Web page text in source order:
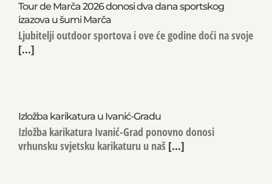
Tour de Marča 2026 donosi dva dana sportskog
izazova u šumi Marča
Ljubitelji outdoor sportova i ove će godine doći na svoje
[...]
Izložba karikatura u Ivanić-Gradu
Izložba karikatura Ivanić-Grad ponovno donosi
vrhunsku svjetsku karikaturu u naš [...]